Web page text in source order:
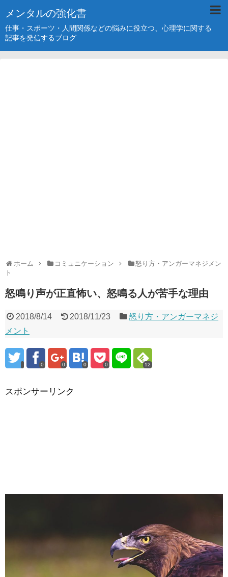
メンタルの強化書
仕事・スポーツ・人間関係などの悩みに役立つ、心理学に関する
記事を発信するブログ
ホーム コミュニケーション
怒り方・アンガーマネジメン
ト
怒鳴り声が正直怖い、怒鳴る人が苦手な理由
2018/8/14 2018/11/23
怒り方・アンガーマネジ
メント
0 0 0 0 12
スポンサーリンク